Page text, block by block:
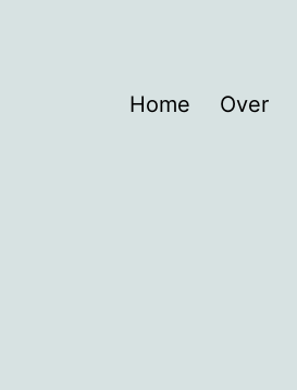
Home Over